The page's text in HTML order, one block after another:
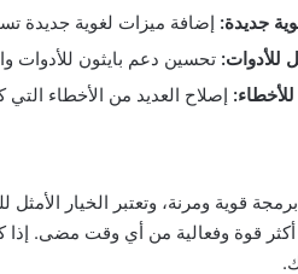
جديدة: إضافة ميزات لغوية جديدة
للأدوات: تحسين دعم بايثون للأدوات
إصلاح العديد من الأخطاء
قوة وفعالية من أي وقت مضى.